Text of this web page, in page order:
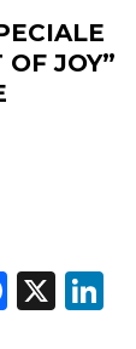
JOY”
X